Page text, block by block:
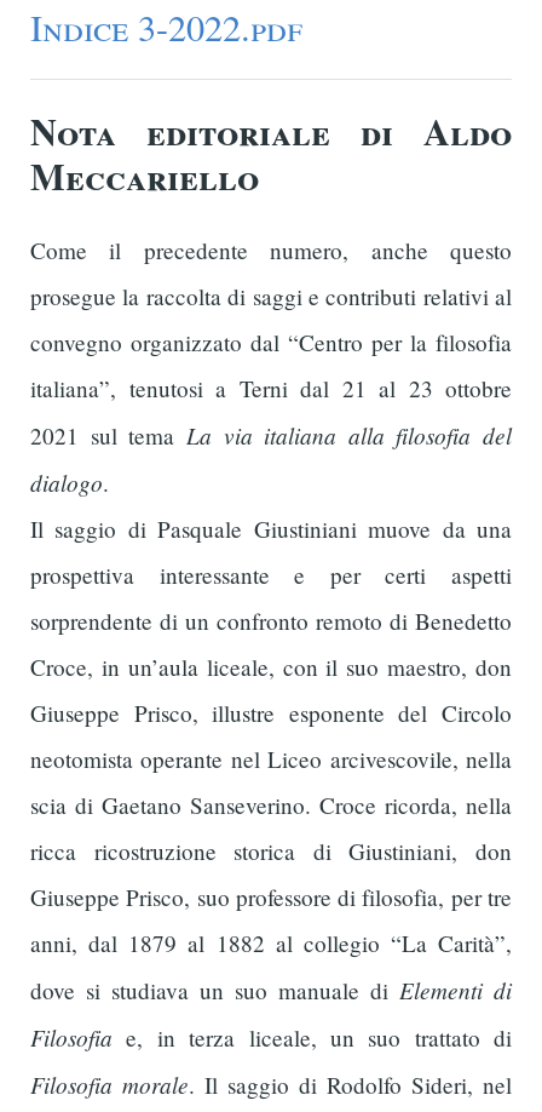
Indice 3-2022.pdf
Nota editoriale di Aldo
Meccariello
Come il precedente numero, anche questo
prosegue la raccolta di saggi e contributi relativi al
convegno organizzato dal “Centro per la filosofia
italiana”, tenutosi a Terni dal 21 al 23 ottobre
2021 sul tema La via italiana alla filosofia del
dialogo.
Il saggio di Pasquale Giustiniani muove da una
prospettiva interessante e per certi aspetti
sorprendente di un confronto remoto di Benedetto
Croce, in un’aula liceale, con il suo maestro, don
Giuseppe Prisco, illustre esponente del Circolo
neotomista operante nel Liceo arcivescovile, nella
scia di Gaetano Sanseverino. Croce ricorda, nella
ricca ricostruzione storica di Giustiniani, don
Giuseppe Prisco, suo professore di filosofia, per tre
anni, dal 1879 al 1882 al collegio “La Carità”,
dove si studiava un suo manuale di Elementi di
Filosofia e, in terza liceale, un suo trattato di
Filosofia morale. Il saggio di Rodolfo Sideri, nel